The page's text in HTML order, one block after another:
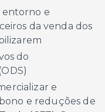
entorno e
da venda dos
do
e
e reduções de